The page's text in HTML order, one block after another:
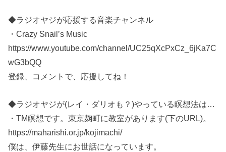
◆ラジオヤジが応援する音楽チャンネル
・Crazy Snail’s Music
https://www.youtube.com/channel/UC25qXcPxCz_6jKa7C
wG3bQQ
登録、コメントで、応援してね！
◆ラジオヤジが(レイ・ダリオも？)やっている瞑想法は…
・TM瞑想です。東京麹町に教室があります(下のURL)。
https://maharishi.or.jp/kojimachi/
僕は、伊藤先生にお世話になっています。